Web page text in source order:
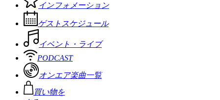
インフォメーション
ゲストスケジュール
イベント・ライブ
PODCAST
オンエア楽曲一覧
買い物を